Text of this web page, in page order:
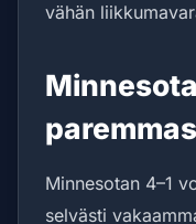
vähän
Minnesotan 4–1
selvästi